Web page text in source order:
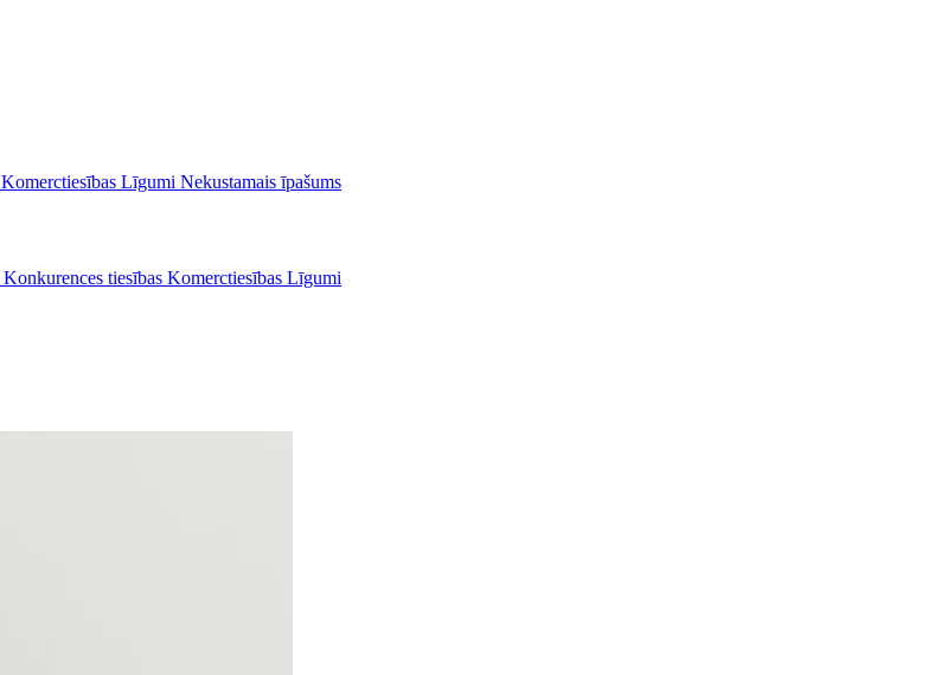
Komerctiesības Līgumi Nekustamais īpašums
Konkurences tiesības Komerctiesības Līgumi